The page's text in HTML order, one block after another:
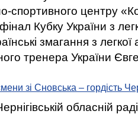
спортивного центру
Кубку України з
змагання з легкої
тренера України
зі Сновська – гордість
обласній